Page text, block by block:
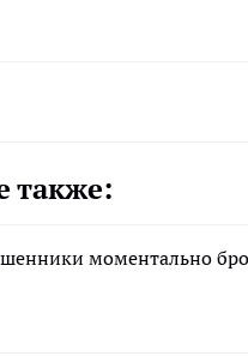
также:
моментально